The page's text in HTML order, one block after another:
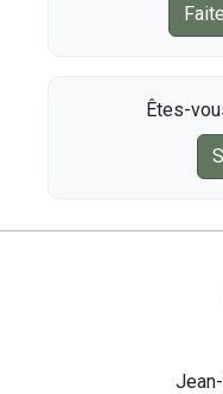
Êtes-